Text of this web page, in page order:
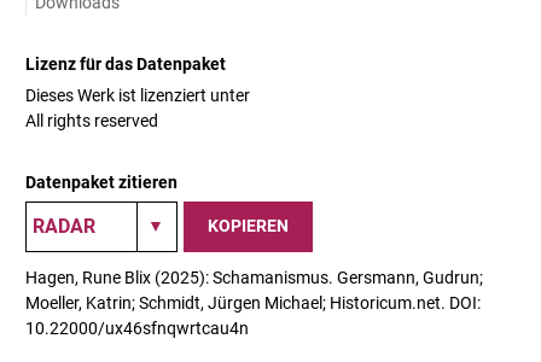
Lizenz für das Datenpaket
Dieses Werk ist lizenziert unter
All rights reserved
Datenpaket zitieren
KOPIEREN
Hagen, Rune Blix (2025): Schamanismus. Gersmann, Gudrun;
Moeller, Katrin; Schmidt, Jürgen Michael; Historicum.net. DOI:
10.22000/ux46sfnqwrtcau4n